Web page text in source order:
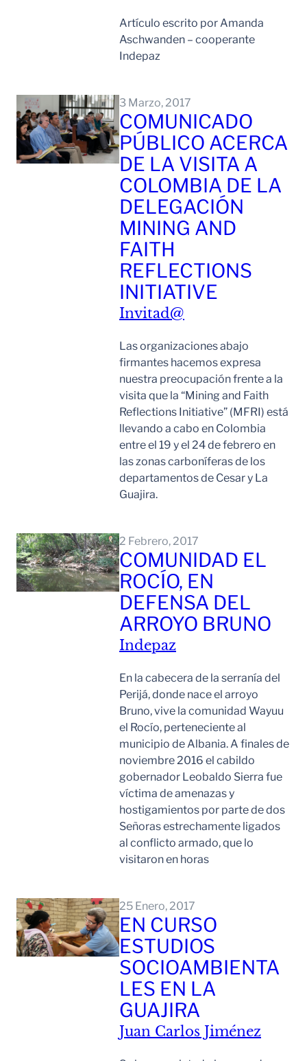
Artículo escrito por Amanda
Aschwanden – cooperante
Indepaz
3 Marzo, 2017
COMUNICADO
PÚBLICO ACERCA
DE LA VISITA A
COLOMBIA DE LA
DELEGACIÓN
MINING AND
FAITH
REFLECTIONS
INITIATIVE
Invitad@
Las organizaciones abajo
firmantes hacemos expresa
nuestra preocupación frente a la
visita que la “Mining and Faith
Reflections Initiative” (MFRI) está
llevando a cabo en Colombia
entre el 19 y el 24 de febrero en
las zonas carboníferas de los
departamentos de Cesar y La
Guajira.
2 Febrero, 2017
COMUNIDAD EL
ROCÍO, EN
DEFENSA DEL
ARROYO BRUNO
Indepaz
En la cabecera de la serranía del
Perijá, donde nace el arroyo
Bruno, vive la comunidad Wayuu
el Rocío, perteneciente al
municipio de Albania. A finales de
noviembre 2016 el cabildo
gobernador Leobaldo Sierra fue
víctima de amenazas y
hostigamientos por parte de dos
Señoras estrechamente ligados
al conflicto armado, que lo
visitaron en horas
25 Enero, 2017
EN CURSO
ESTUDIOS
SOCIOAMBIENTA
LES EN LA
GUAJIRA
Juan Carlos Jiménez